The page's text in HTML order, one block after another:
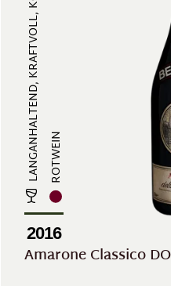
LANGANHALTEND, KRAFTVOLL, KOMPLEX... ROTWEIN
2016
Amarone Classico